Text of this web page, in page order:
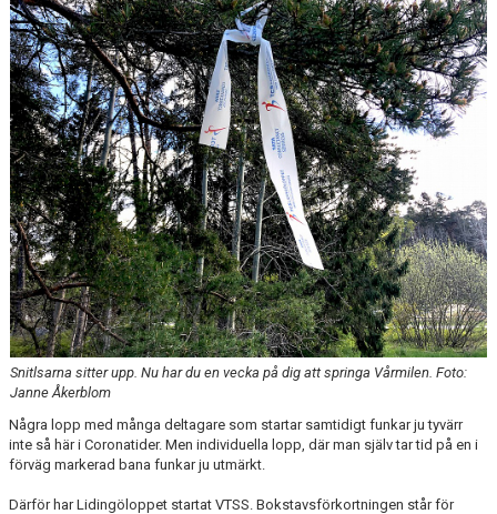
Snitlsarna sitter upp. Nu har du en vecka på dig att springa Vårmilen. Foto:
Janne Åkerblom
Några lopp med många deltagare som startar samtidigt funkar ju tyvärr
inte så här i Coronatider. Men individuella lopp, där man själv tar tid på en i
förväg markerad bana funkar ju utmärkt.
Därför har Lidingöloppet startat VTSS. Bokstavsförkortningen står för